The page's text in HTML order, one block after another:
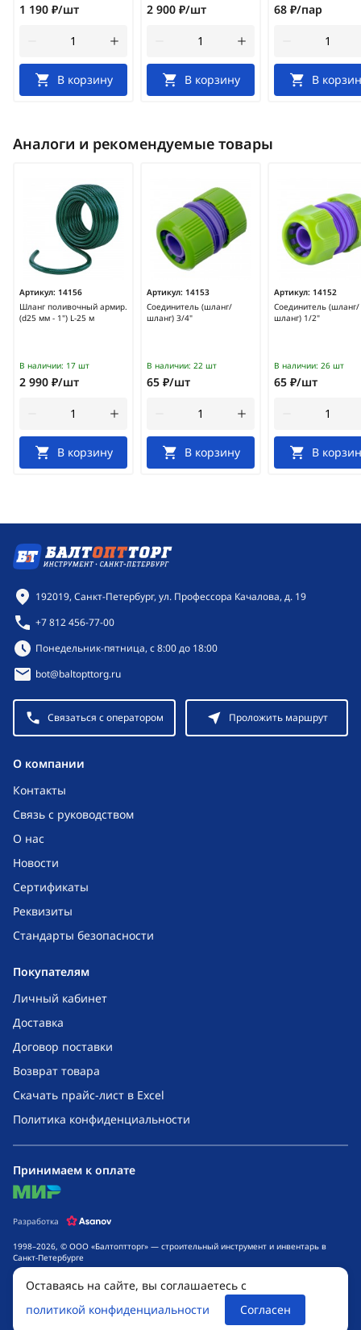
1 190 ₽/шт
В корзину
2 900 ₽/шт
В корзину
68 ₽/пар
В
Аналоги и рекомендуемые товары
Артикул: 14156
Шланг поливочный армир.
(d25 мм - 1") L-25 м
В наличии: 17 шт
2 990 ₽/шт
В корзину
Артикул: 14153
Соединитель (шланг/
шланг) 3/4"
В наличии: 22 шт
65 ₽/шт
В корзину
Артикул: 14152
Соединитель (шланг/
шланг) 1/2"
В наличии: 26 шт
65 ₽/шт
В
O компании
Контакты
Связь с руководством
О нас
Новости
Сертификаты
Реквизиты
Стандарты безопасности
Покупателям
Личный кабинет
Доставка
Договор поставки
Возврат товара
Скачать прайс-лист в Excel
Политика конфиденциальности
Контактная информация
192019, Санкт-Петербург, ул. Профессора Качалова, д. 19
+7 812 456-77-00
Режим работы:
Понедельник-пятница, с 8:00 до 18:00
bot@baltopttorg.ru
Связаться с оператором Проложить маршрут
1998–2026, © ООО «Балтоптторг» — строительный инструмент и инвентарь в
Санкт-Петербурге
Обращаем ваше внимание на то, что данный интернет-сайт носит исключительно
информационный характер и ни при каких условиях не является публичной
офертой, определяемой положениями ч. 2 ст. 437 Гражданского кодекса
Российской Федерации. Для получения подробной информации о стоимости
товаров и сроках выполнения услуг, обращайтесь к менеджерам компании.
Принимаем к оплате
mir
Разработка
Оставаясь на сайте, вы соглашаетесь с
политикой конфиденциальности
Согласен